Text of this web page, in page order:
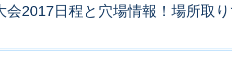
会2017日程と穴場情報！場所取